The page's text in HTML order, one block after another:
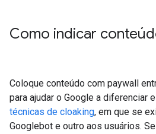
Como indicar
Coloque conteúdo com paywall
para ajudar o Google a diferenciar
técnicas de cloaking, em que se
Googlebot e outro aos usuários.